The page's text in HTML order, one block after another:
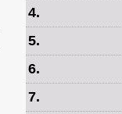
4.
5.
6.
7.